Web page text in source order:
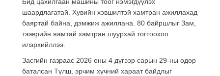
Бид цахилгаан машины тоог нэмэгдүүлэх
шаардлагатай. Хувийн хэвшилтэй хамтран ажиллахад
баяртай байна, дэмжиж ажиллана. 80 байршлыг Зам,
тээврийн яамтай хамтран шуурхай тогтоохоо
илэрхийллээ.
Засгийн газраас 2026 оны 4 дүгээр сарын 29-ны өдөр
баталсан Түлш, эрчим хүчний хараат байдлыг